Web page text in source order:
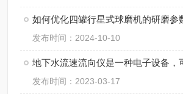
如何优化四罐行星式球磨机的研磨参
发布时间：2024-10-10
发布时间：2023-03-17